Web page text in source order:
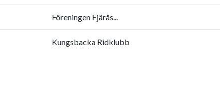
Föreningen Fjärås...
Kungsbacka Ridklubb